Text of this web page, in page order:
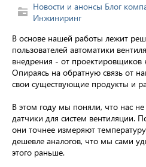
Новости и анонсы Блог
Инжиниринг
В основе нашей работы лежит
пользователей автоматики
внедрения - от проектировщиков
Опираясь на обратную связь от
свои существующие продукты и
В этом году мы поняли, что нас
датчики для систем вентиляции.
они точнее измеряют
дешевле аналогов, что мы сами
этого раньше.